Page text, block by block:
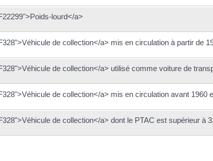
lourd</a>
de collection</a> mis en circulation à partir de
de collection</a> utilisé comme voiture de
de collection</a> mis en circulation avant 1960
de collection</a> dont le PTAC est supérieur à